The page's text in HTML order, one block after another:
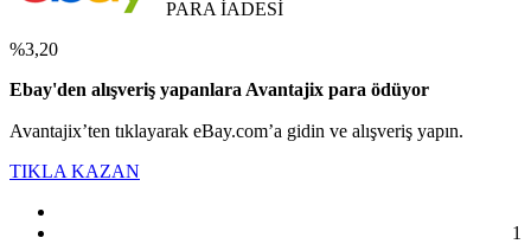
PARA İADESİ
%3,20
Ebay'den alışveriş yapanlara Avantajix para ödüyor
Avantajix’ten tıklayarak eBay.com’a gidin ve alışveriş yapın.
TIKLA KAZAN
1